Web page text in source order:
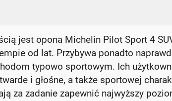
jest opona Michelin Pilot Sport 4
od lat. Przybywa ponadto
typowo sportowym. Ich
i głośne, a także sportowej
za zadanie zapewnić najwyższy